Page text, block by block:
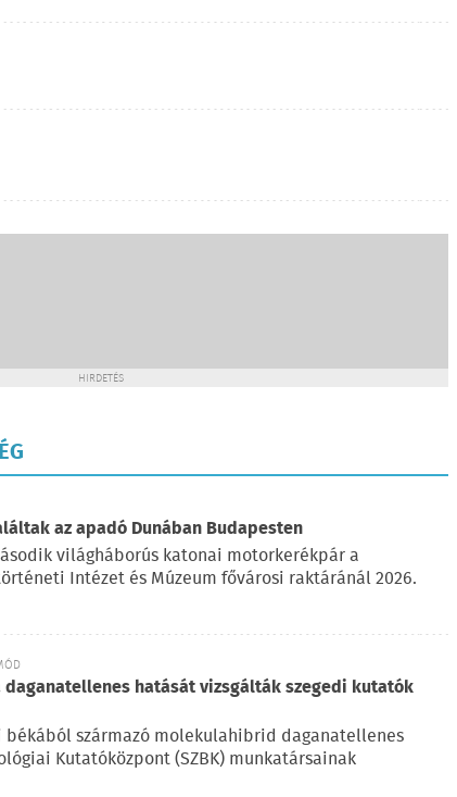
HIRDETÉS
az apadó Dunában Budapesten
világháborús katonai motorkerékpár a
Intézet és Múzeum fővárosi raktáránál 2026.
daganatellenes hatását vizsgálták szegedi kutatók
származó molekulahibrid daganatellenes
Kutatóközpont (SZBK) munkatársainak